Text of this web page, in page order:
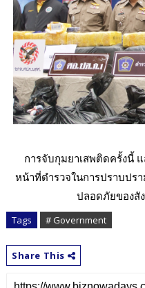
การจับกุมยาเสพติดครั้งนี้
หน้าที่ตำรวจในการปราบปร
ปลอดภัยของสั
Tags # Government
Share This